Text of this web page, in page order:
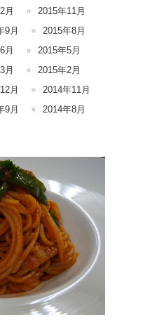
月
2015年11月
9月
2015年8月
月
2015年5月
月
2015年2月
月
2014年11月
9月
2014年8月